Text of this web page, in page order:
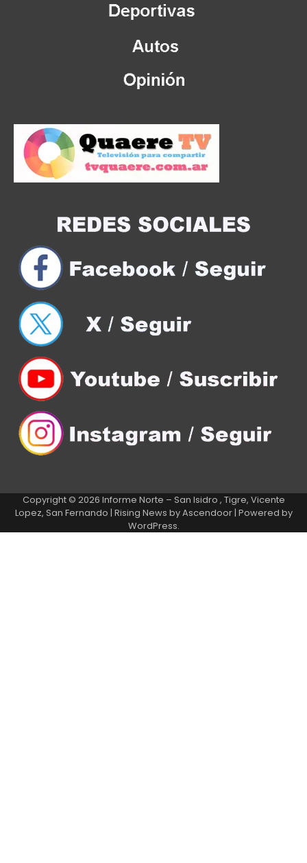
Copyright © 2026 Informe Norte – San Isidro , Tigre, Vicente
Lopez, San Fernando | Rising News byAscendoor| Powered by
WordPress.